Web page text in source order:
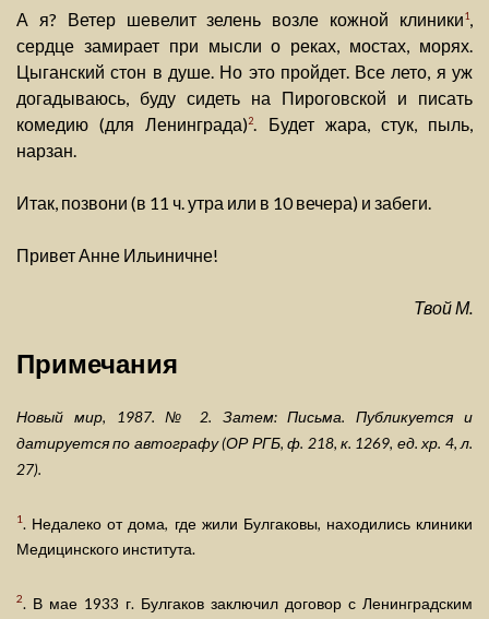
А я? Ветер шевелит зелень возле кожной клиники1,
сердце замирает при мысли о реках, мостах, морях.
Цыганский стон в душе. Но это пройдет. Все лето, я уж
догадываюсь, буду сидеть на Пироговской и писать
комедию (для Ленинграда)2. Будет жара, стук, пыль,
нарзан.
Итак, позвони (в 11 ч. утра или в 10 вечера) и забеги.
Привет Анне Ильиничне!
Твой М.
Примечания
Новый мир, 1987. № 2. Затем: Письма. Публикуется и
датируется по автографу (ОР РГБ, ф. 218, к. 1269, ед. хр. 4, л.
27).
1. Недалеко от дома, где жили Булгаковы, находились клиники
Медицинского института.
2. В мае 1933 г. Булгаков заключил договор с Ленинградским